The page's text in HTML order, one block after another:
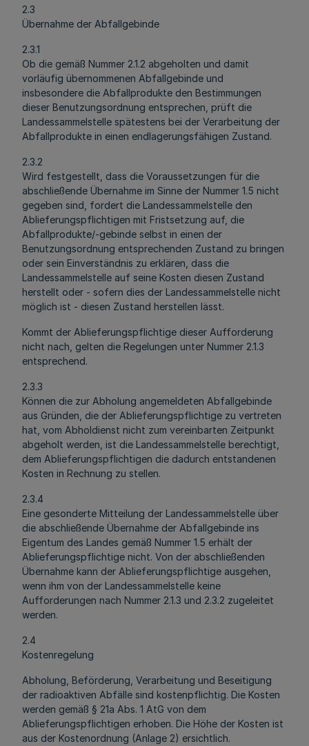
2.3
Übernahme der Abfallgebinde
2.3.1
Ob die gemäß Nummer 2.1.2 abgeholten und damit
vorläufig übernommenen Abfallgebinde und
insbesondere die Abfallprodukte den Bestimmungen
dieser Benutzungsordnung entsprechen, prüft die
Landessammelstelle spätestens bei der Verarbeitung der
Abfallprodukte in einen endlagerungsfähigen Zustand.
2.3.2
Wird festgestellt, dass die Voraussetzungen für die
abschließende Übernahme im Sinne der Nummer 1.5 nicht
gegeben sind, fordert die Landessammelstelle den
Ablieferungspflichtigen mit Fristsetzung auf, die
Abfallprodukte/-gebinde selbst in einen der
Benutzungsordnung entsprechenden Zustand zu bringen
oder sein Einverständnis zu erklären, dass die
Landessammelstelle auf seine Kosten diesen Zustand
herstellt oder - sofern dies der Landessammelstelle nicht
möglich ist - diesen Zustand herstellen lässt.
Kommt der Ablieferungspflichtige dieser Aufforderung
nicht nach, gelten die Regelungen unter Nummer 2.1.3
entsprechend.
2.3.3
Können die zur Abholung angemeldeten Abfallgebinde
aus Gründen, die der Ablieferungspflichtige zu vertreten
hat, vom Abholdienst nicht zum vereinbarten Zeitpunkt
abgeholt werden, ist die Landessammelstelle berechtigt,
dem Ablieferungspflichtigen die dadurch entstandenen
Kosten in Rechnung zu stellen.
2.3.4
Eine gesonderte Mitteilung der Landessammelstelle über
die abschließende Übernahme der Abfallgebinde ins
Eigentum des Landes gemäß Nummer 1.5 erhält der
Ablieferungspflichtige nicht. Von der abschließenden
Übernahme kann der Ablieferungspflichtige ausgehen,
wenn ihm von der Landessammelstelle keine
Aufforderungen nach Nummer 2.1.3 und 2.3.2 zugeleitet
werden.
2.4
Kostenregelung
Abholung, Beförderung, Verarbeitung und Beseitigung
der radioaktiven Abfälle sind kostenpflichtig. Die Kosten
werden gemäß § 21a Abs. 1 AtG von dem
Ablieferungspflichtigen erhoben. Die Höhe der Kosten ist
aus der Kostenordnung (Anlage 2) ersichtlich.